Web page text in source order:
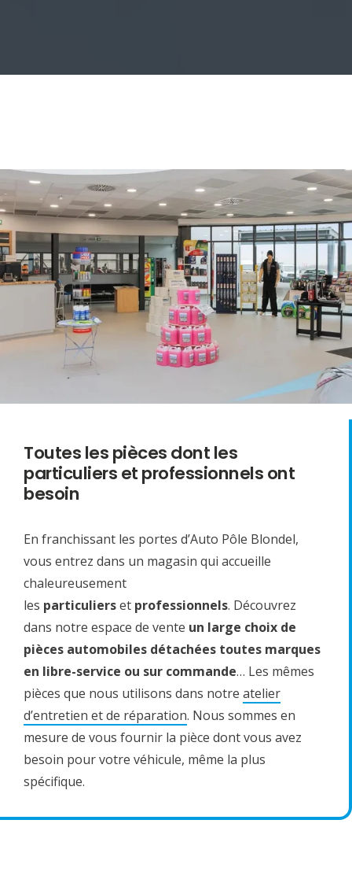
Toutes les pièces dont les
particuliers et professionnels ont
besoin
En franchissant les portes d’Auto Pôle Blondel,
vous entrez dans un magasin qui accueille
chaleureusement
les particulierset professionnels. Découvrez
dans notre espace de vente un large choix de
pièces automobiles détachées toutes marques
en libre-service ou sur commande… Les mêmes
pièces que nous utilisons dans notre atelier
d’entretien et de réparation. Nous sommes en
mesure de vous fournir la pièce dont vous avez
besoin pour votre véhicule, même la plus
spécifique.